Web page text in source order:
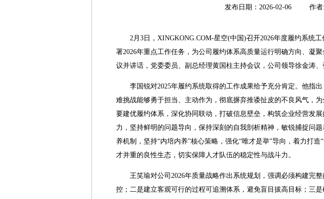
发布日期：2026-02-06 作
2月3日，XINGKONG.COM-星空(中国)召开2026年度履约系统
署2026年重点工作任务，为公司履约体系高质量运行明确方向、凝
议并讲话，党委委员、副总经理黄国柱主持会议，公司领导徐金涛、
李国锐对2025年履约系统取得的工作成果给予充分肯定。他指
难挑战能够勇于担当、主动作为，彻底摒弃推诿扯皮的不良风气，
要建优履约体系，深化协同联动，打破信息壁垒，构筑企业经营发
力，坚持鲜明的问题导向，保持深刻的自我剖析精神，敏锐捕捉问
养机制，坚持“内培内养”核心策略，强化“唯才是举”导向，着力打
才并重的良性生态，切实保障人才队伍的稳定性与战斗力。
王笑瑜对公司2026年质量战略作出系统规划，强调必须构建完
控；二是建立客观可行的过程可追溯体系，避免盲目拔高目标；三